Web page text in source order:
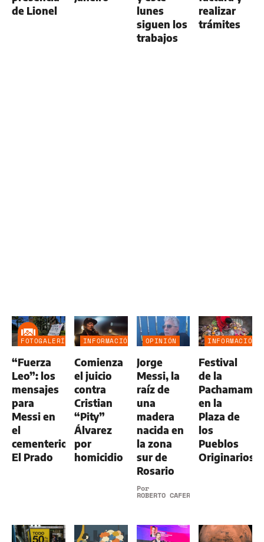
de Lionel
lunes
siguen los
trabajos
realizar
trámites
FOTOGALERÍA
“Fuerza
Leo”: los
mensajes
para
Messi en
el
cementerio
El Prado
INFORMACIÓN
Comienza
el juicio
contra
Cristian
“Pity”
Álvarez
por
homicidio
OPINIÓN
Jorge
Messi, la
raíz de
una
madera
nacida en
la zona
sur de
Rosario
Por
ROBERTO CAFERRA
INFORMACIÓN
Festival
de la
Pachamama
en la
Plaza de
los
Pueblos
Originarios